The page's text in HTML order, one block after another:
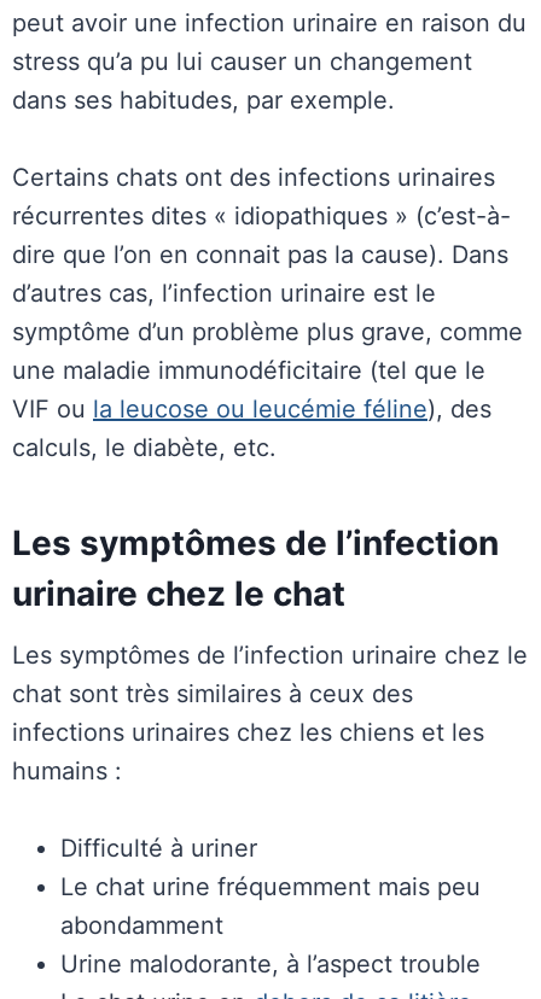
peut avoir une infection urinaire en raison du
stress qu’a pu lui causer un changement
dans ses habitudes, par exemple.
Certains chats ont des infections urinaires
récurrentes dites « idiopathiques » (c’est-à-
dire que l’on en connait pas la cause). Dans
d’autres cas, l’infection urinaire est le
symptôme d’un problème plus grave, comme
une maladie immunodéficitaire (tel que le
VIF ou la leucose ou leucémie féline), des
calculs, le diabète, etc.
Les symptômes de l’infection
urinaire chez le chat
Les symptômes de l’infection urinaire chez le
chat sont très similaires à ceux des
infections urinaires chez les chiens et les
humains :
Difficulté à uriner
Le chat urine fréquemment mais peu
abondamment
Urine malodorante, à l’aspect trouble